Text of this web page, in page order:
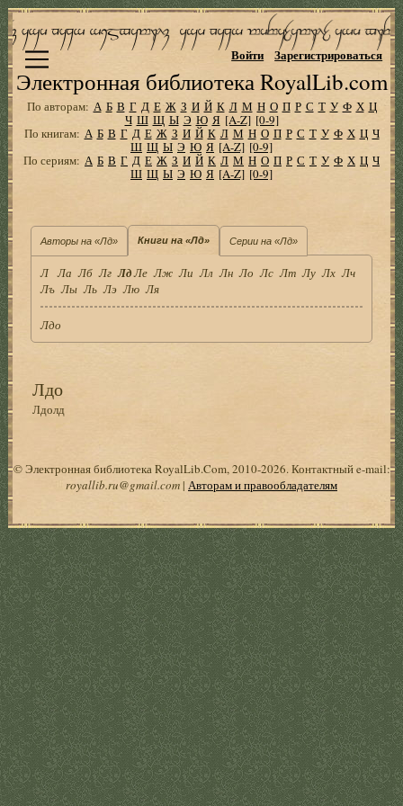
Электронная библиотека RoyalLib.com
Войти Зарегистрироваться
По авторам: А Б В Г Д Е Ж З И Й К Л М Н О П Р С Т У Ф Х Ц
Ч Ш Щ Ы Э Ю Я [A-Z] [0-9]
По книгам: А Б В Г Д Е Ж З И Й К Л М Н О П Р С Т У Ф Х Ц Ч
Ш Щ Ы Э Ю Я [A-Z] [0-9]
По сериям: А Б В Г Д Е Ж З И Й К Л М Н О П Р С Т У Ф Х Ц Ч
Ш Щ Ы Э Ю Я [A-Z] [0-9]
Авторы на «Лд» Книги на «Лд» Серии на «Лд»
Л Ла Лб Лг ЛдЛе Лж Ли Лл Лн Ло Лс Лт Лу Лх Лч
Лъ Лы Ль Лэ Лю Ля
Лдо
Лдо
Лдолд
© Электронная библиотека RoyalLib.Com, 2010-2026. Контактный e-mail:
royallib.ru@gmail.com| Авторам и правообладателям